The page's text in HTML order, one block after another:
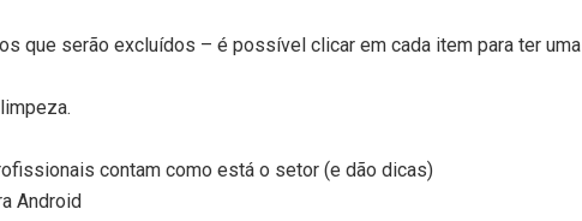
que serão excluídos – é possível clicar em cada item para ter uma
contam como está o setor (e dão dicas)
Android